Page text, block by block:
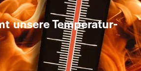
unsere Temperatur-